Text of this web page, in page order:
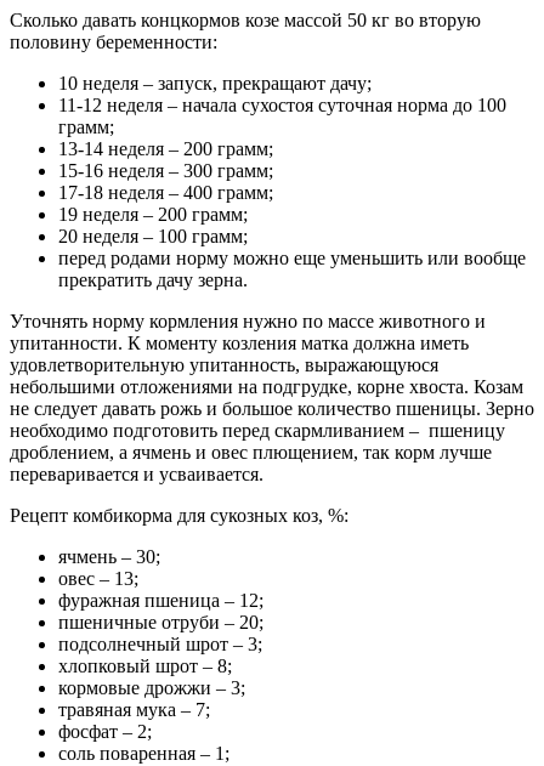
Сколько давать концкормов козе массой 50 кг во вторую
половину беременности:
10 неделя – запуск, прекращают дачу;
11-12 неделя – начала сухостоя суточная норма до 100
грамм;
13-14 неделя – 200 грамм;
15-16 неделя – 300 грамм;
17-18 неделя – 400 грамм;
19 неделя – 200 грамм;
20 неделя – 100 грамм;
перед родами норму можно еще уменьшить или вообще
прекратить дачу зерна.
Уточнять норму кормления нужно по массе животного и
упитанности. К моменту козления матка должна иметь
удовлетворительную упитанность, выражающуюся
небольшими отложениями на подгрудке, корне хвоста. Козам
не следует давать рожь и большое количество пшеницы. Зерно
необходимо подготовить перед скармливанием – пшеницу
дроблением, а ячмень и овес плющением, так корм лучше
переваривается и усваивается.
Рецепт комбикорма для сукозных коз, %:
ячмень – 30;
овес – 13;
фуражная пшеница – 12;
пшеничные отруби – 20;
подсолнечный шрот – 3;
хлопковый шрот – 8;
кормовые дрожжи – 3;
травяная мука – 7;
фосфат – 2;
соль поваренная – 1;